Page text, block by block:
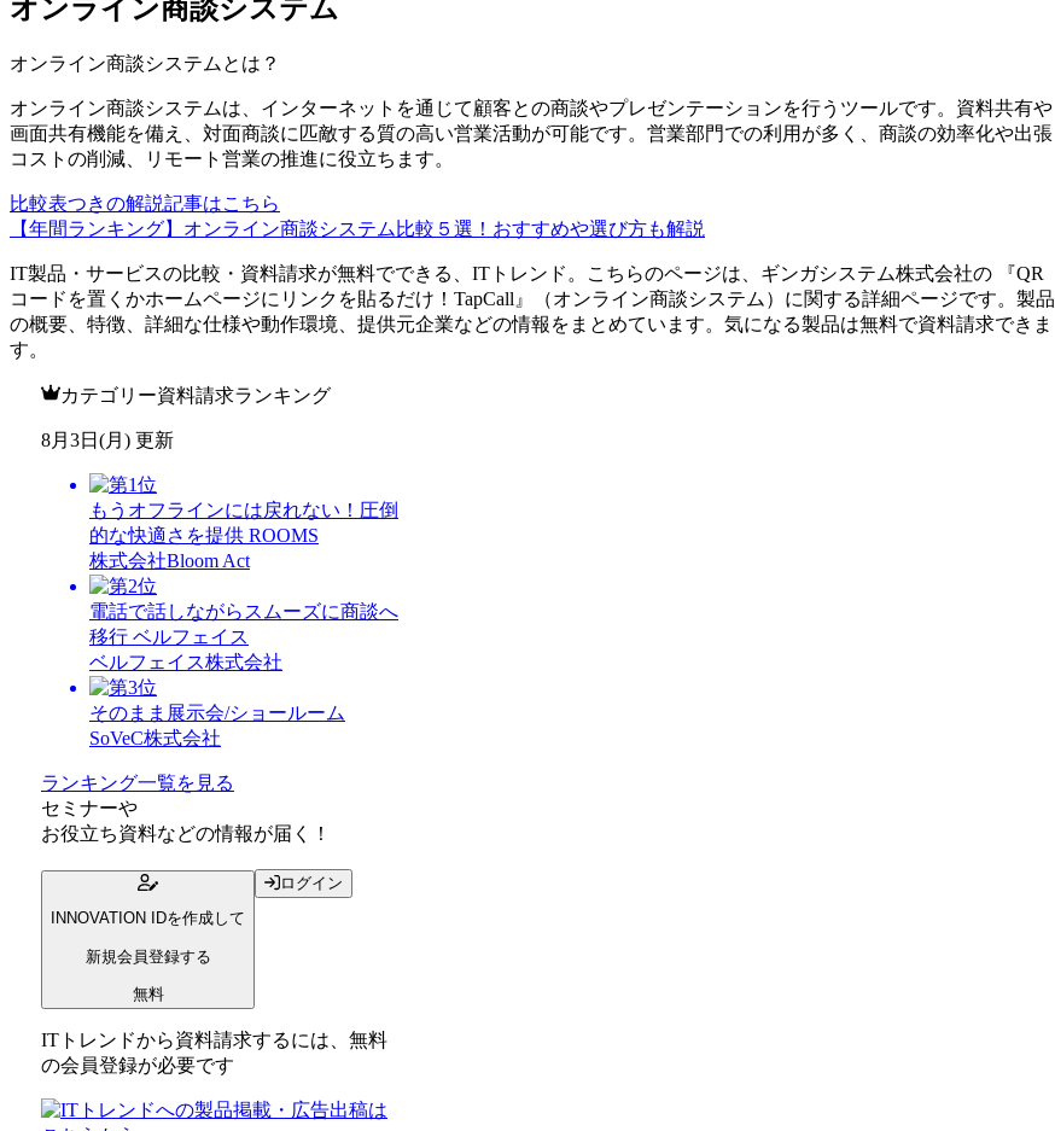
オンライン商談システム
オンライン商談システム とは？
オンライン商談システムは、インターネットを通じて顧客との商談やプレゼンテーションを行うツールです。資料共有や
画面共有機能を備え、対面商談に匹敵する質の高い営業活動が可能です。営業部門での利用が多く、商談の効率化や出張
コストの削減、リモート営業の推進に役立ちます。
比較表つきの解説記事はこちら
【年間ランキング】オンライン商談システム比較５選！おすすめや選び方も解説
IT製品・サービスの比較・資料請求が無料でできる、ITトレンド。こちらのページは、 ギンガシステム株式会社の 『QR
コードを置くかホームページにリンクを貼るだけ！ TapCall 』（オンライン商談システム ）に関する詳細ページです。製品
の概要、特徴、詳細な仕様や動作環境、提供元企業などの情報をまとめています。気になる製品は無料で資料請求できま
す。
カテゴリー資料請求ランキング
8月3日(月) 更新
もうオフラインには戻れない！圧倒
的な快適さを提供 ROOMS
株式会社Bloom Act
電話で話しながらスムーズに商談へ
移行 ベルフェイス
ベルフェイス株式会社
そのまま展示会/ショールーム
SoVeC株式会社
ランキング一覧を見る
セミナーや
お役立ち資料などの情報が届く！
INNOVATION IDを作成して
新規会員登録する
無料
ログイン
ITトレンドから資料請求するには、無料
の会員登録が必要です